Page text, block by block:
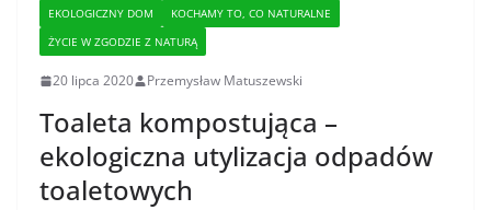
EKOLOGICZNY DOM
KOCHAMY TO, CO NATURALNE
ŻYCIE W ZGODZIE Z NATURĄ
20 lipca 2020 Przemysław Matuszewski
Toaleta kompostująca –
ekologiczna utylizacja odpadów
toaletowych